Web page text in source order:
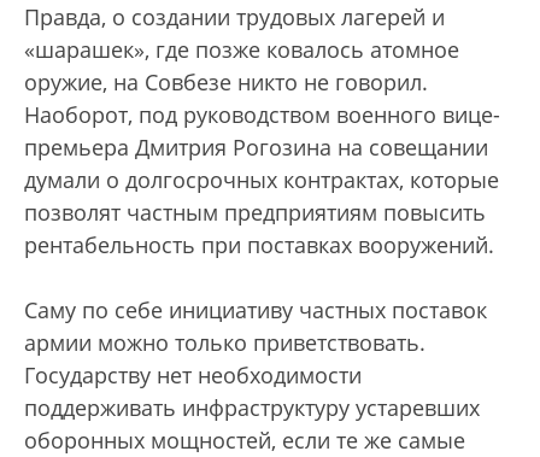
Правда, о создании трудовых лагерей и
«шарашек», где позже ковалось атомное
оружие, на Совбезе никто не говорил.
Наоборот, под руководством военного вице-
премьера Дмитрия Рогозина на совещании
думали о долгосрочных контрактах, которые
позволят частным предприятиям повысить
рентабельность при поставках вооружений.
Саму по себе инициативу частных поставок
армии можно только приветствовать.
Государству нет необходимости
поддерживать инфраструктуру устаревших
оборонных мощностей, если те же самые